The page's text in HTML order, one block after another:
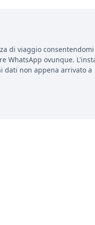
di viaggio
WhatsApp ovunque.
dati non appena arrivato a